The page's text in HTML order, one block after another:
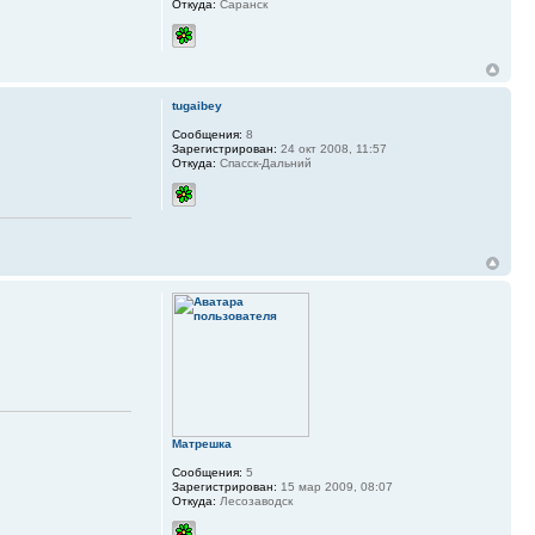
Откуда: Саранск
tugaibey
Сообщения: 8
Зарегистрирован: 24 окт 2008, 11:57
Откуда: Спасск-Дальний
Матрешка
Сообщения: 5
Зарегистрирован: 15 мар 2009, 08:07
Откуда: Лесозаводск